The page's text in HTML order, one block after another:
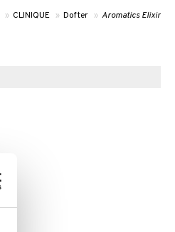
» CLINIQUE » Dofter » Aromatics Elixir